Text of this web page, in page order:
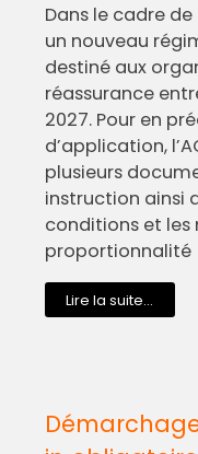
Dans le cadre
un nouveau
destiné aux
réassurance
2027. Pour en
d’application,
plusieurs
instruction ainsi
conditions et les
proportionnalité
Lire la suite...